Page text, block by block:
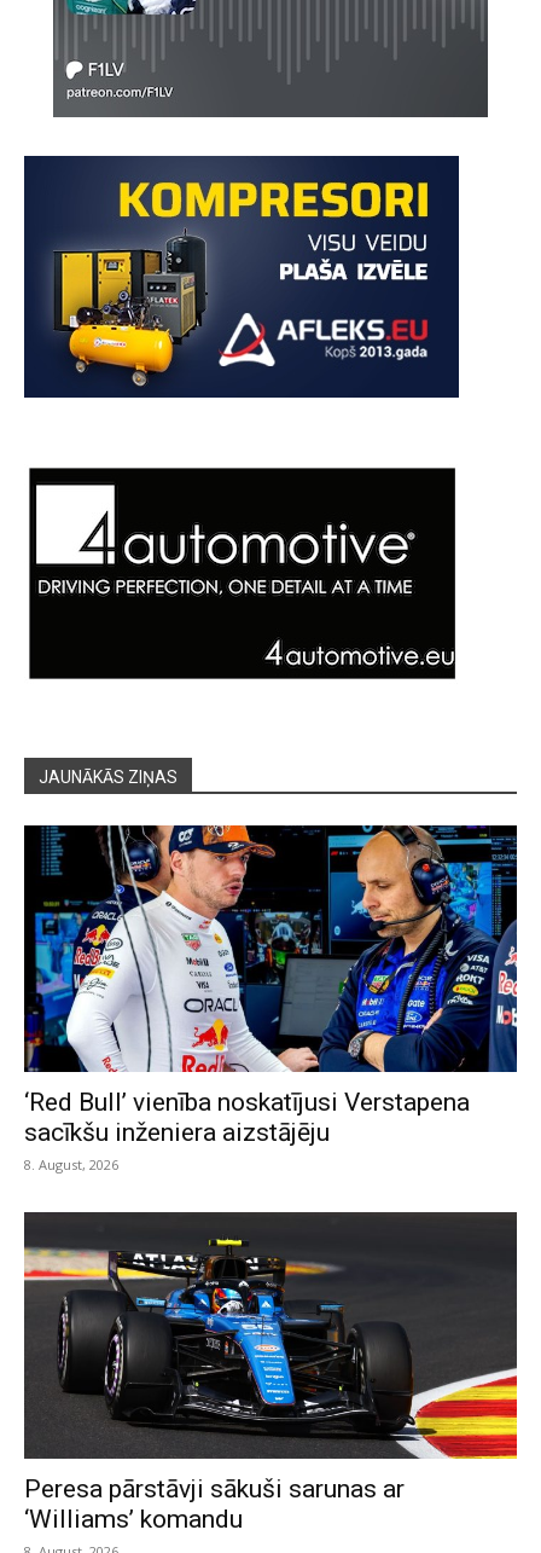
JAUNĀKĀS ZIŅAS
‘Red Bull’ vienība noskatījusi Verstapena
sacīkšu inženiera aizstājēju
8. August, 2026
Peresa pārstāvji sākuši sarunas ar
‘Williams’ komandu